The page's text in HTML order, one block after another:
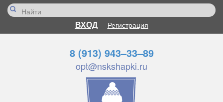
ВХОД Регистрация
8 (913) 943–33–89
opt@nskshapki.ru